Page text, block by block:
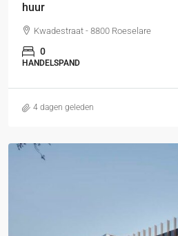
huur
Kwadestraat - 8800 Roeselare
0
HANDELSPAND
4 dagen geleden